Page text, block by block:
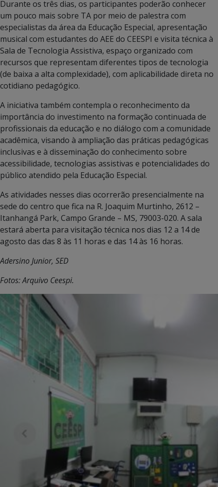
Durante os três dias, os participantes poderão conhecer
um pouco mais sobre TA por meio de palestra com
especialistas da área da Educação Especial, apresentação
musical com estudantes do AEE do CEESPI e visita técnica à
Sala de Tecnologia Assistiva, espaço organizado com
recursos que representam diferentes tipos de tecnologia
(de baixa a alta complexidade), com aplicabilidade direta no
cotidiano pedagógico.
A iniciativa também contempla o reconhecimento da
importância do investimento na formação continuada de
profissionais da educação e no diálogo com a comunidade
acadêmica, visando à ampliação das práticas pedagógicas
inclusivas e à disseminação do conhecimento sobre
acessibilidade, tecnologias assistivas e potencialidades do
público atendido pela Educação Especial.
As atividades nesses dias ocorrerão presencialmente na
sede do centro que fica na R. Joaquim Murtinho, 2612 –
Itanhangá Park, Campo Grande – MS, 79003-020. A sala
estará aberta para visitação técnica nos dias 12 a 14 de
agosto das das 8 às 11 horas e das 14 às 16 horas.
Adersino Junior, SED
Fotos: Arquivo Ceespi.